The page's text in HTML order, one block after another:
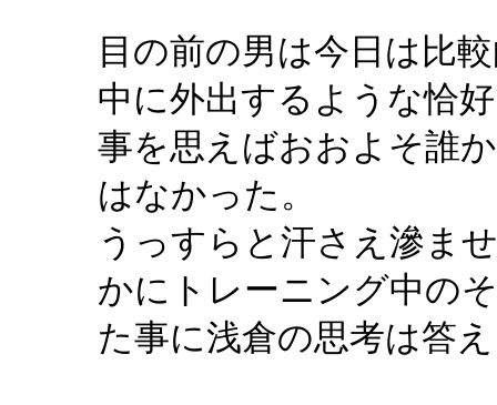
目の前の男は今日は比
中に外出するような恰
事を思えばおおよそ誰
はなかった。
うっすらと汗さえ滲ま
かにトレーニング中の
た事に浅倉の思考は答